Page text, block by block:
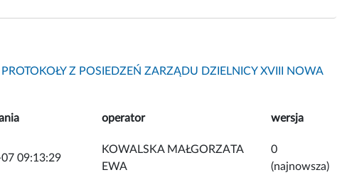
PROTOKOŁY Z POSIEDZEŃ ZARZĄDU DZIELNICY XVIII NOWA
operator wersja
09:13:29
KOWALSKA MAŁGORZATA
EWA
0
(najnowsza)